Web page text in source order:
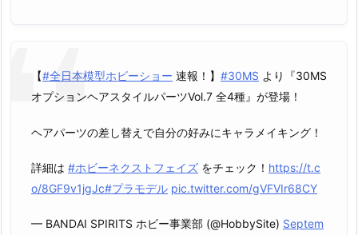
【#全日本模型ホビーショー 速報！】 #30MS より『30MS
オプションヘアスタイルパーツVol.7 全4種』が登場！
ヘアパーツの差し替えで自分の好みにキャラメイキング！
詳細は #ホビーネクストフェイズ をチェック！ https://t.c
o/8GF9v1jgJc#プラモデル pic.twitter.com/gVFVIr68CY
— BANDAI SPIRITS ホビー事業部 (@HobbySite) Septem